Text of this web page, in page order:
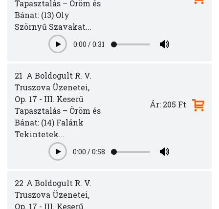
Tapasztalás – Öröm és
Bánat: (13) Oly
Szörnyű Szavakat...
Play0:00 /0:31
21 A Boldogult R. V.
Truszova Üzenetei,
Op. 17 - III. Keserű
Tapasztalás – Öröm és
Bánat: (14) Falánk
Tekintetek...
Play0:00 /0:58
Ár: 205 Ft
22 A Boldogult R. V.
Truszova Üzenetei,
Op. 17 - III. Keserű